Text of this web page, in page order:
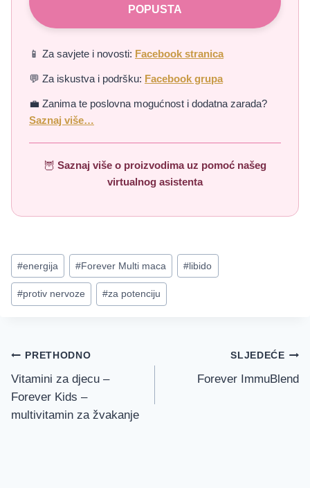
POPUSTA
📱 Za savjete i novosti: Facebook stranica
💬 Za iskustva i podršku: Facebook grupa
💼 Zanima te poslovna mogućnost i dodatna zarada?
Saznaj više…
🦉 Saznaj više o proizvodima uz pomoć našeg
virtualnog asistenta
Post
Tags:
#energija #Forever Multi maca #libido
#protiv nervoze #za potenciju
Navigacija
objava
PRETHODNO
Vitamini za djecu –
Forever Kids –
multivitamin za žvakanje
SLJEDEĆE
Forever ImmuBlend